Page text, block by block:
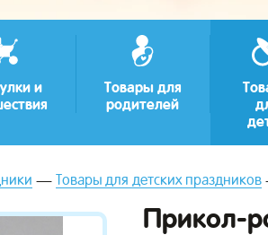
и
Товары для
родителей
Товары для детских праздников
Прикол-